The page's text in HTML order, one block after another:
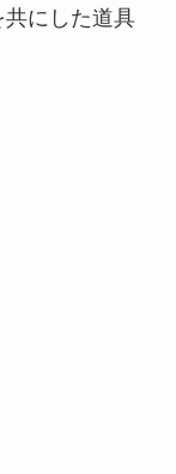
にした道具